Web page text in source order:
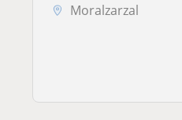
Moralzarzal